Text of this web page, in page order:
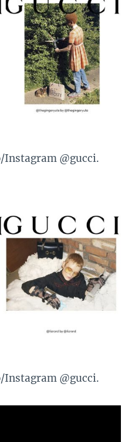
Instagram @gucci.
Instagram @gucci.